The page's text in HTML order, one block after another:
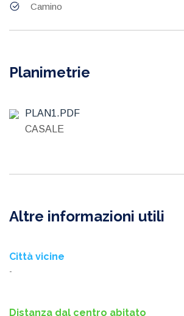
Camino
Planimetrie
PLAN1.PDF
CASALE
Altre informazioni utili
Città vicine
-
Distanza dal centro abitato